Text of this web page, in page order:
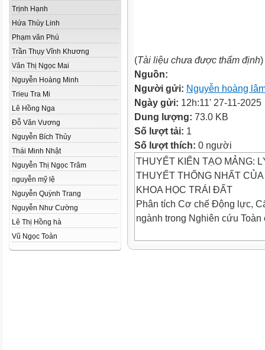
Trịnh Hạnh
Hứa Thùy Linh
Phạm văn Phú
Trần Thụy Vĩnh Khương
Văn Thị Ngọc Mai
Nguyễn Hoàng Minh
Trieu Tra Mi
Lê Hồng Nga
Đỗ Văn Vương
Nguyễn Bích Thủy
Thái Minh Nhật
Nguyễn Thị Ngọc Trâm
nguyễn mỹ lệ
Nguyễn Quỳnh Trang
Nguyễn Như Cường
Lê Thị Hồng hà
Vũ Ngọc Toản
(Tài liệu chưa được thẩm định)
Nguồn:
Người gửi: Nguyễn hoàng
Ngày gửi: 12h:11' 27-11-2025
Dung lượng: 73.0 KB
Số lượt tải: 1
Số lượt thích: 0 người
THUYẾT KIẾN TẠO MẢNG:
THUYẾT THỐNG NHẤT CỦA
KHOA HỌC TRÁI ĐẤT
Phân tích Cơ chế Động lực,
ngành trong Nghiên cứu Toàn